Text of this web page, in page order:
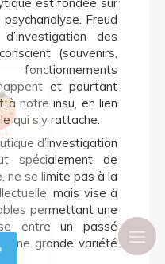
Freud
des
(souvenirs,
fonctionnements
et pourtant
à notre insu, en lien
qui s’y rattache.
d’investigation
spécialement de
ne se limite pas à la
mais vise à
permettant une
entre un passé
grande variété
moi